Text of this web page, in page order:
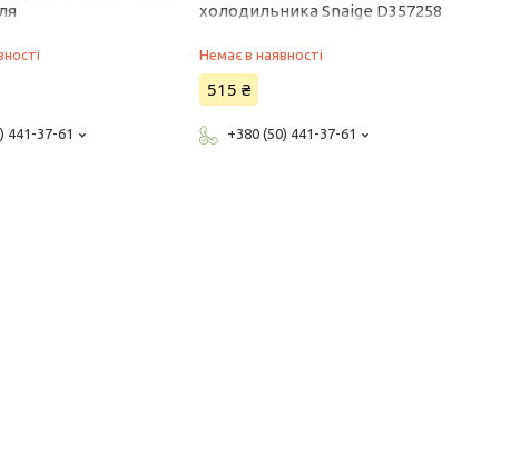
441-37-61
холодильника Snaige D357258
Немає в наявності
515 ₴
+380 (50) 441-37-61